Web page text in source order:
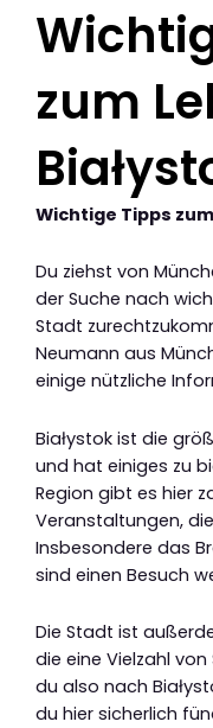
zum
Wichtige Tipps
Du ziehst von
der Suche nach
Stadt
Neumann aus
einige nützliche
Białystok ist die
und hat einiges zu
Region gibt es hier
Veranstaltungen,
Insbesondere das
sind einen Besuch
Die Stadt ist
die eine Vielzahl
du also nach
du hier sicherlich